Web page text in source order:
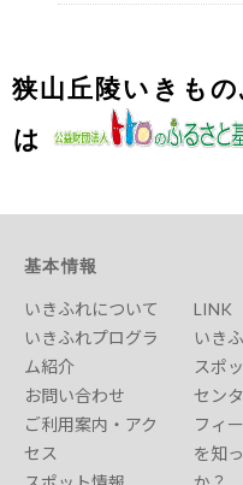
狭山丘陵いきも
は
基本情報
いきふれについて
いきふれプログラ
ム紹介
お問い合わせ
ご利用案内・アク
セス
LINK
いき
スポ
セン
フィ
を知